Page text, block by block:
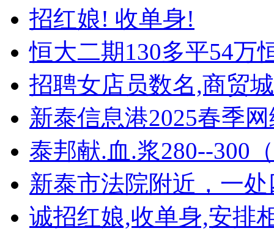
招红娘! 收单身!
恒大二期130多平54万
招聘女店员数名,商贸
新泰信息港2025春季
泰邦献.血.浆280--300
新泰市法院附近，一
诚招红娘,收单身,安排